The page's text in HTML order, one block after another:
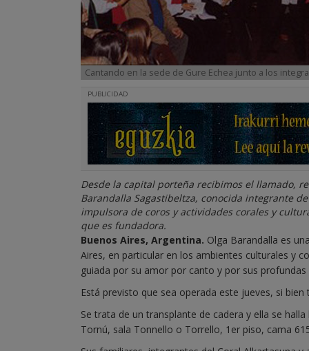
Cantando en la sede de Gure Echea junto a los
PUBLICIDAD
Desde la capital porteña recibimos el llamado,
Barandalla Sagastibeltza, conocida integrante
impulsora de coros y actividades corales y
que es fundadora.
Buenos Aires, Argentina. Olga Barandalla es
Aires, en particular en los ambientes culturales y
guiada por su amor por canto y por sus profundas
Está previsto que sea operada este jueves, si
Se trata de un transplante de cadera y ella se
Tornú, sala Tonnello o Torrello, 1er piso, cama